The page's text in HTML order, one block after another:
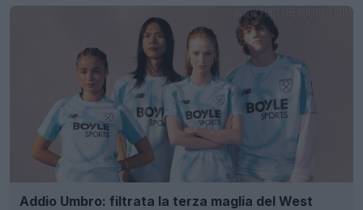
Addio Umbro: filtrata la terza maglia del West